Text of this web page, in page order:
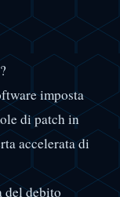
imposta
di patch in
accelerata di
del debito